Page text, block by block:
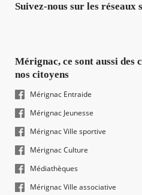
Suivez-nous sur les réseaux
Mérignac, ce sont aussi des
nos citoyens
Mérignac Entraide
Mérignac Jeunesse
Mérignac Ville sportive
Mérignac Culture
Médiathèques
Mérignac Ville associative